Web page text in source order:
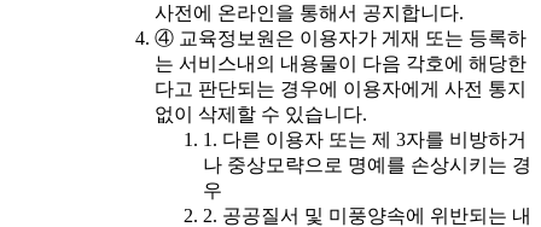
사전에 온라인을 통해서 공지합니다.
④ 교육정보원은 이용자가 게재 또는 등록하
는 서비스내의 내용물이 다음 각호에 해당한
다고 판단되는 경우에 이용자에게 사전 통지
없이 삭제할 수 있습니다.
1. 다른 이용자 또는 제 3자를 비방하거
나 중상모략으로 명예를 손상시키는 경
우
2. 공공질서 및 미풍양속에 위반되는 내